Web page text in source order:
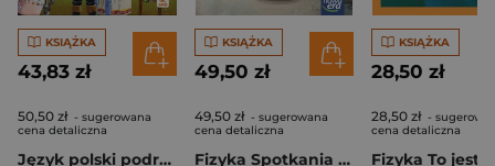
KSIĄŻKA
43,83 zł
50,50 zł - sugerowana
cena detaliczna
Język polski podręcznik dla klasy 7 Między nami EDYCJA 2026
KSIĄŻKA
49,50 zł
49,50 zł - sugerowana
cena detaliczna
Fizyka Spotkania z fizyką NEON podręcznik dla klasy 8 szkoły podstawowej EDYCJA 2024-2026
KSIĄŻKA
28,50 zł
28,50 zł -
cena detaliczna